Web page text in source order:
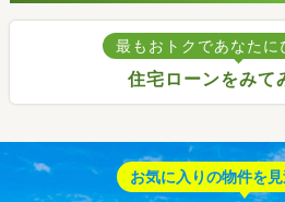
最もおトクであなたに
住宅ローンをみて
お気に入りの物件を見